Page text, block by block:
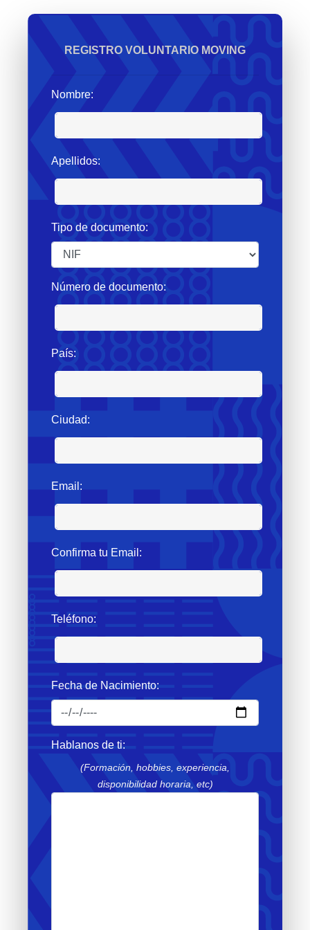
REGISTRO VOLUNTARIO MOVING
Nombre:
Apellidos:
Tipo de documento:
Número de documento:
País:
Ciudad:
Email:
Confirma tu Email:
Teléfono:
Fecha de Nacimiento:
Hablanos de ti:
(Formación, hobbies, experiencia,
disponibilidad horaria, etc)